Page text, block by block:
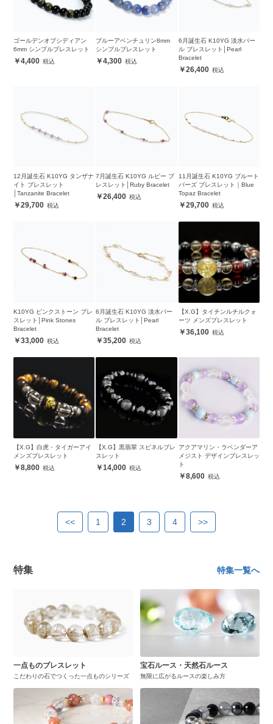
ゴールデンオブシディアン
6mm シンプルブレスレット
4,400
ブルーアベンチュリン8mm
シンプルブレスレット
4,300
6月誕生石 K10YG 淡水パー
ル ブレスレット│Pearl
Bracelet
26,400
12月誕生石 K10YG タンザナ
イト ブレスレット
│Tanzanite Bracelet
29,700
7月誕生石 K10YG ルビー ブ
レスレット│Ruby Bracelet
26,400
11月誕生石 K10YG ブルート
パーズ ブレスレット｜Blue
Topaz Bracelet
29,700
K10YG ピンクストーン ブレ
スレット│Pink Stones
Bracelet
33,000
6月誕生石 K10YG 淡水パー
ル ブレスレット│Pearl
Bracelet
35,200
【X.G】タイチンルチルクォ
ーツ メンズブレスレット
36,100
【X.G】白虎・タイガーアイ
メンズブレスレット
8,800
【X.G】黒翡翠 スピネルブレ
スレット
14,000
アクアマリン・ラベンダーア
メジスト デザインブレスレッ
ト
8,600
<< 1 2 3 4 >>
特集 特集一覧へ
一点ものブレスレット
こだわりの石でつくった一点ものシリーズ
宝石ルース・天然石ルース
無限に広がるルースの楽しみ方